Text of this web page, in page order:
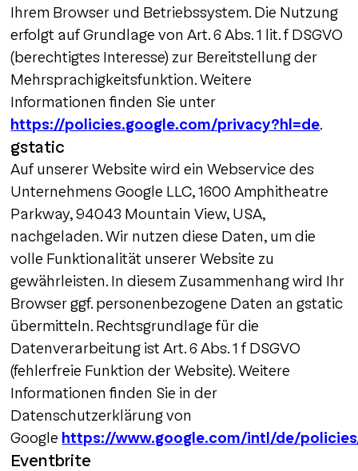
Ihrem Browser und Betriebssystem. Die Nutzung
erfolgt auf Grundlage von Art. 6 Abs. 1 lit. f DSGVO
(berechtigtes Interesse) zur Bereitstellung der
Mehrsprachigkeitsfunktion. Weitere
Informationen finden Sie unter
https://policies.google.com/privacy?hl=de.
gstatic
Auf unserer Website wird ein Webservice des
Unternehmens Google LLC, 1600 Amphitheatre
Parkway, 94043 Mountain View, USA,
nachgeladen. Wir nutzen diese Daten, um die
volle Funktionalität unserer Website zu
gewährleisten. In diesem Zusammenhang wird Ihr
Browser ggf. personenbezogene Daten an gstatic
übermitteln. Rechtsgrundlage für die
Datenverarbeitung ist Art. 6 Abs. 1 f DSGVO
(fehlerfreie Funktion der Website). Weitere
Informationen finden Sie in der
Datenschutzerklärung von
Google https://www.google.com/intl/de/
Eventbrite